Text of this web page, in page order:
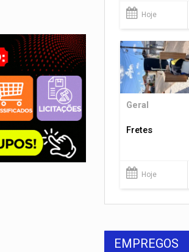
Hoje
Geral
Fretes
Hoje
EMPREGOS